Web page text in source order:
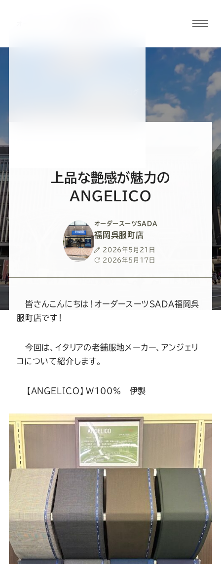
ルメ
ニュ
ーボ
ー
ツ
の
公
式
Youtube
ダ
ー
ス
ー
ツ
の
公
式
Facebook
ー
ダ
ー
ス
ー
ツ
の
公
式
Twitter
ー
ダ
ー
ス
ー
ツ
公
式
Instagram
ー
ダ
ー
ス
ー
ツ
公
式
LINE
上品な艶感が魅力の
ANGELICO
オーダースーツSADA
福岡呉服町店
投
稿
2026年5月21日
最
2026年5月17日
皆さんこんにちは！オーダースーツSADA福岡呉
服町店です！
今回は、イタリアの老舗服地メーカー、アンジェリ
コについて紹介します。
【ANGELICO】Ｗ100％ 伊製